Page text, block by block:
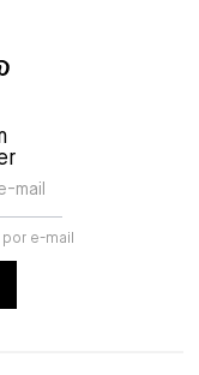
mail
e-mail